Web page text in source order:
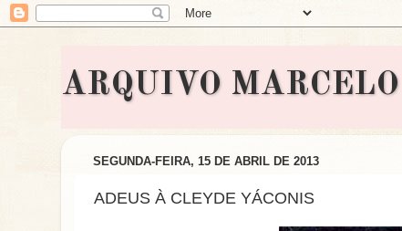
ARQUIVO
SEGUNDA-FEIRA, 15 DE ABRIL DE 2013
ADEUS À CLEYDE YÁCONIS